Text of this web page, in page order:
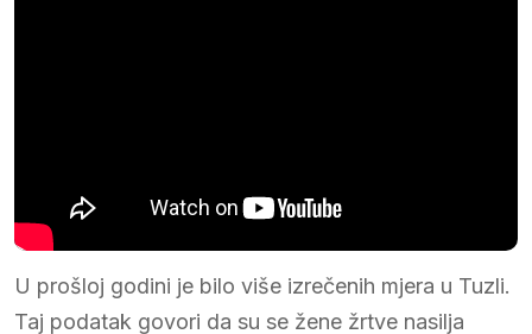
U prošloj godini je bilo više izrečenih mjera u Tuzli.
Taj podatak govori da su se žene žrtve nasilja